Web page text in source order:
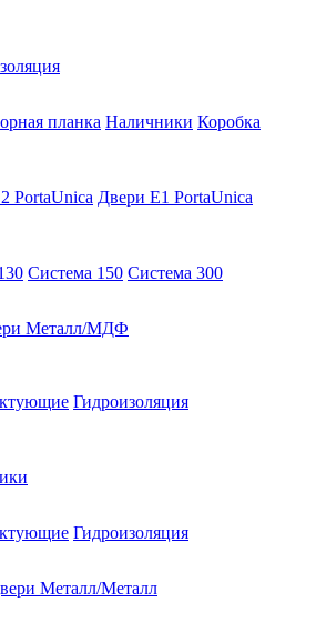
планка Наличники Коробка
PortaUnica Двери E1 PortaUnica
Система 150 Система 300
Металл/МДФ
Гидроизоляция
Гидроизоляция
Металл/Металл